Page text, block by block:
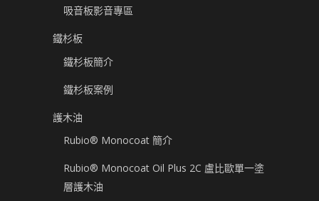
吸音板影音專區
鐵杉板
鐵杉板簡介
鐵杉板案例
護木油
Rubio® Monocoat 簡介
Rubio® Monocoat Oil Plus 2C 盧比歐單一塗
層護木油